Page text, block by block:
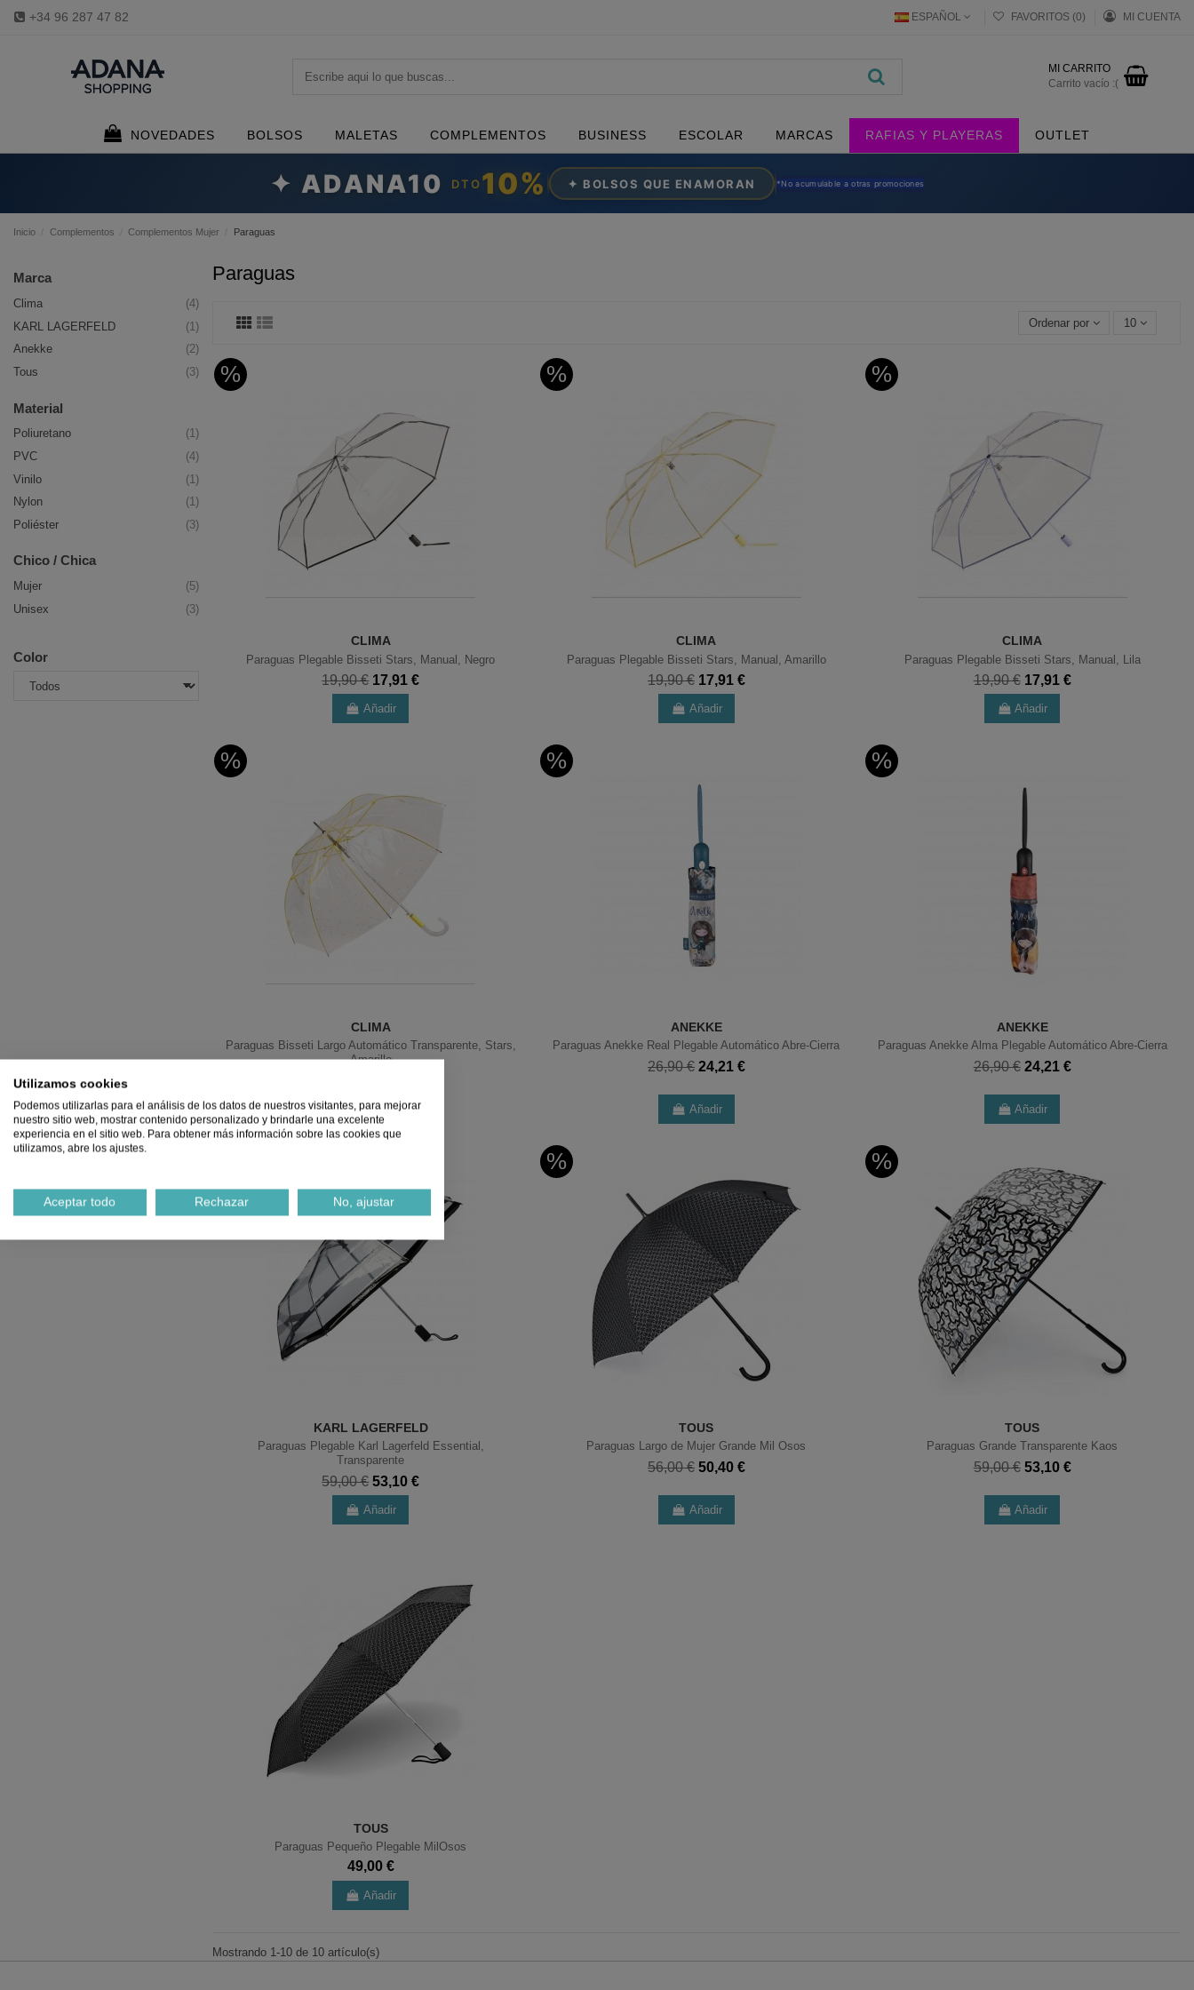
+34 96 287 47 82 ESPAÑOL FAVORITOS (0) MI CUENTA
MI CARRITO
Carrito vacío :(
NOVEDADES BOLSOS MALETAS COMPLEMENTOS BUSINESS ESCOLAR MARCAS RAFIAS Y PLAYERAS OUTLET
✦ ADANA10 DTO10% ✦ BOLSOS QUE ENAMORAN *No acumulable a otras promociones
Inicio Complementos Complementos Mujer Paraguas
Paraguas
Ordenar por 10
%
CLIMA
Paraguas Plegable Bisseti Stars, Manual, Negro
19,90 € 17,91 €
Añadir
%
CLIMA
Paraguas Plegable Bisseti Stars, Manual, Amarillo
19,90 € 17,91 €
Añadir
%
CLIMA
Paraguas Plegable Bisseti Stars, Manual, Lila
19,90 € 17,91 €
Añadir
%
CLIMA
Paraguas Bisseti Largo Automático Transparente, Stars,
Amarillo
Añadir
%
ANEKKE
Paraguas Anekke Real Plegable Automático Abre-Cierra
26,90 € 24,21 €
Añadir
%
ANEKKE
Paraguas Anekke Alma Plegable Automático Abre-Cierra
26,90 € 24,21 €
Añadir
KARL LAGERFELD
Paraguas Plegable Karl Lagerfeld Essential,
Transparente
59,00 € 53,10 €
Añadir
%
TOUS
Paraguas Largo de Mujer Grande Mil Osos
56,00 € 50,40 €
Añadir
%
TOUS
Paraguas Grande Transparente Kaos
59,00 € 53,10 €
Añadir
TOUS
Paraguas Pequeño Plegable MilOsos
49,00 €
Añadir
Mostrando 1-10 de 10 artículo(s)
Marca
Clima
(4)
KARL LAGERFELD
(1)
Anekke
(2)
Tous
(3)
Material
Poliuretano
(1)
PVC
(4)
Vinilo
(1)
Nylon
(1)
Poliéster
(3)
Chico / Chica
Mujer
(5)
Unisex
(3)
Color
Utilizamos cookies
Podemos utilizarlas para el análisis de los datos de nuestros visitantes, para mejorar
nuestro sitio web, mostrar contenido personalizado y brindarle una excelente
experiencia en el sitio web. Para obtener más información sobre las cookies que
utilizamos, abre los ajustes.
Aceptar todo Rechazar No, ajustar